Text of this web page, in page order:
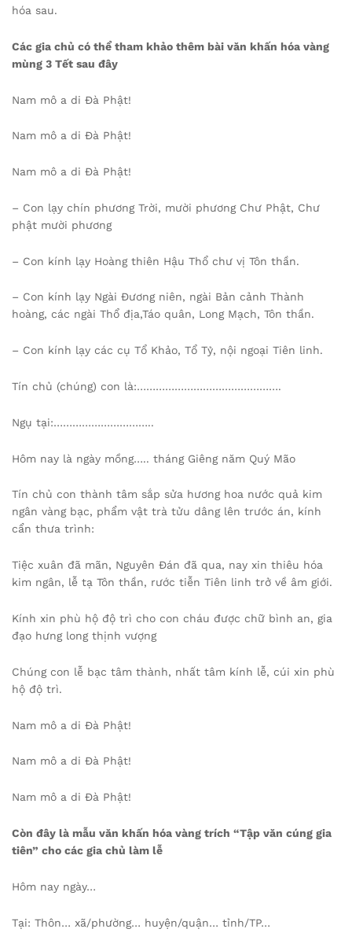
hóa sau.
Các gia chủ có thể tham khảo thêm bài văn khấn hóa vàng
mùng 3 Tết sau đây
Nam mô a di Đà Phật!
Nam mô a di Đà Phật!
Nam mô a di Đà Phật!
– Con lạy chín phương Trời, mười phương Chư Phật, Chư
phật mười phương
– Con kính lạy Hoàng thiên Hậu Thổ chư vị Tôn thần.
– Con kính lạy Ngài Đương niên, ngài Bản cảnh Thành
hoàng, các ngài Thổ địa,Táo quân, Long Mạch, Tôn thần.
– Con kính lạy các cụ Tổ Khảo, Tổ Tỷ, nội ngoại Tiên linh.
Tín chủ (chúng) con là:……………………………………….
Ngụ tại:…………………………..
Hôm nay là ngày mồng….. tháng Giêng năm Quý Mão
Tín chủ con thành tâm sắp sửa hương hoa nước quả kim
ngân vàng bạc, phẩm vật trà tửu dâng lên trước án, kính
cẩn thưa trình:
Tiệc xuân đã mãn, Nguyên Đán đã qua, nay xin thiêu hóa
kim ngân, lễ tạ Tôn thần, rước tiễn Tiên linh trở về âm giới.
Kính xin phù hộ độ trì cho con cháu được chữ bình an, gia
đạo hưng long thịnh vượng
Chúng con lễ bạc tâm thành, nhất tâm kính lễ, cúi xin phù
hộ độ trì.
Nam mô a di Đà Phật!
Nam mô a di Đà Phật!
Nam mô a di Đà Phật!
Còn đây là mẫu văn khấn hóa vàng trích “Tập văn cúng gia
tiên” cho các gia chủ làm lễ
Hôm nay ngày…
Tại: Thôn… xã/phường… huyện/quận… tỉnh/TP…